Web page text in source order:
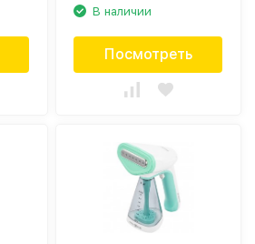
В наличии
Посмотреть